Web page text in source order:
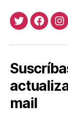
Twitter
mail